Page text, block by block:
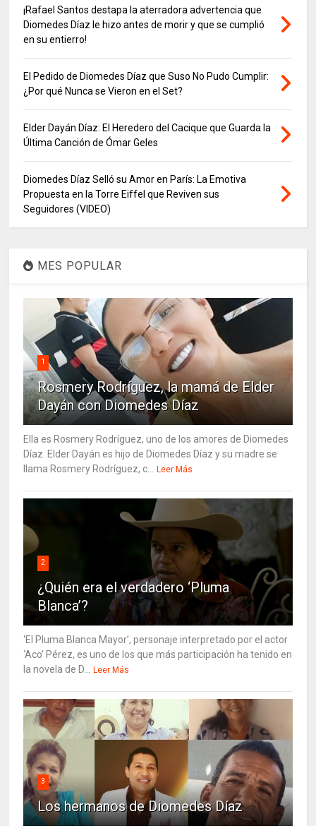
¡Rafael Santos destapa la aterradora advertencia que
Diomedes Díaz le hizo antes de morir y que se cumplió
en su entierro!
El Pedido de Diomedes Díaz que Suso No Pudo Cumplir:
¿Por qué Nunca se Vieron en el Set?
Elder Dayán Díaz: El Heredero del Cacique que Guarda la
Última Canción de Ómar Geles
Diomedes Díaz Selló su Amor en París: La Emotiva
Propuesta en la Torre Eiffel que Reviven sus
Seguidores (VIDEO)
MES POPULAR
1
Rosmery Rodríguez, la mamá de Elder
Dayán con Diomedes Díaz
Ella es Rosmery Rodríguez, uno de los amores de Diomedes
Díaz. Elder Dayán es hijo de Diomedes Díaz y su madre se
llama Rosmery Rodríguez, c...
Leer Más
2
¿Quién era el verdadero ‘Pluma
Blanca’?
‘El Pluma Blanca Mayor’, personaje interpretado por el actor
‘Aco’ Pérez, es uno de los que más participación ha tenido en
la novela de D...
Leer Más
3
Los hermanos de Diomedes Díaz